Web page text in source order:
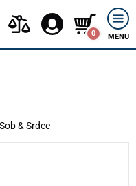
0 MENU
& Srdce